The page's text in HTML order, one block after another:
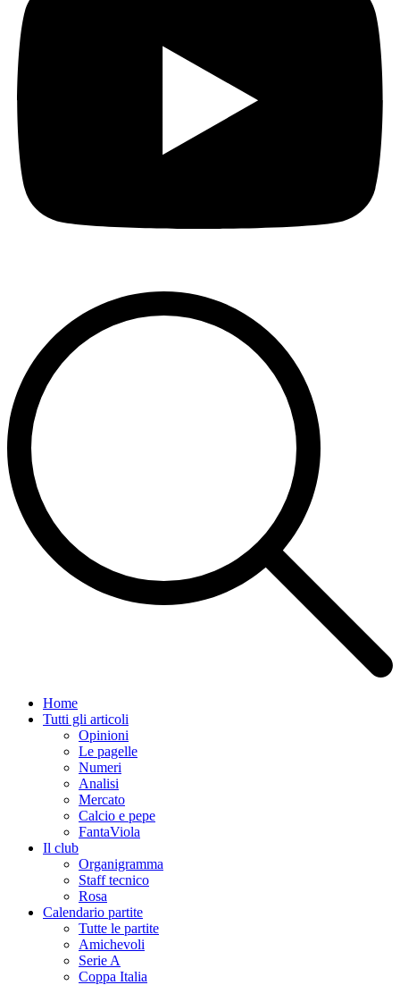
Home
Tutti gli articoli
Opinioni
Le pagelle
Numeri
Analisi
Mercato
Calcio e pepe
FantaViola
Il club
Organigramma
Staff tecnico
Rosa
Calendario partite
Tutte le partite
Amichevoli
Serie A
Coppa Italia